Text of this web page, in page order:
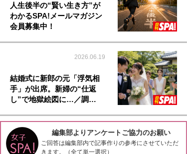
人生後半の“賢い生き方”が
わかるSPA!メールマガジン
会員募集中！
2026.06.19
結婚式に新郎の元「浮気相
手」が出席。新婦の“仕返
し”で地獄絵図に…／調…